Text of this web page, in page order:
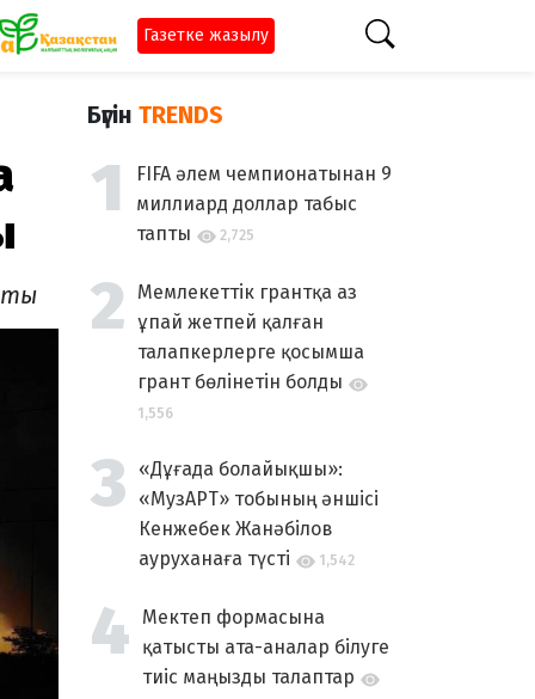
Газетке жазылу
Бүгін TRENDS
FIFA әлем чемпионатынан 9
миллиард доллар табыс
тапты
2,725
Мемлекеттік грантқа аз
ұпай жетпей қалған
талапкерлерге қосымша
грант бөлінетін болды
1,556
«Дұғада болайықшы»:
«МузАРТ» тобының әншісі
Кенжебек Жанәбілов
ауруханаға түсті
1,542
Мектеп формасына
қатысты ата-аналар білуге
тиіс маңызды талаптар